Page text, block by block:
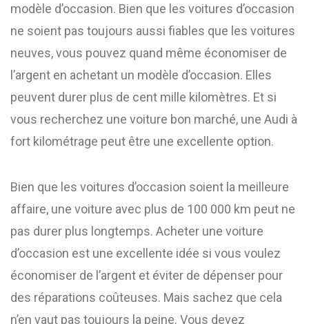
modèle d’occasion. Bien que les voitures d’occasion
ne soient pas toujours aussi fiables que les voitures
neuves, vous pouvez quand même économiser de
l’argent en achetant un modèle d’occasion. Elles
peuvent durer plus de cent mille kilomètres. Et si
vous recherchez une voiture bon marché, une Audi à
fort kilométrage peut être une excellente option.
Bien que les voitures d’occasion soient la meilleure
affaire, une voiture avec plus de 100 000 km peut ne
pas durer plus longtemps. Acheter une voiture
d’occasion est une excellente idée si vous voulez
économiser de l’argent et éviter de dépenser pour
des réparations coûteuses. Mais sachez que cela
n’en vaut pas toujours la peine. Vous devez